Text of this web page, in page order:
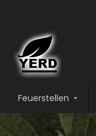
Feuerstellen